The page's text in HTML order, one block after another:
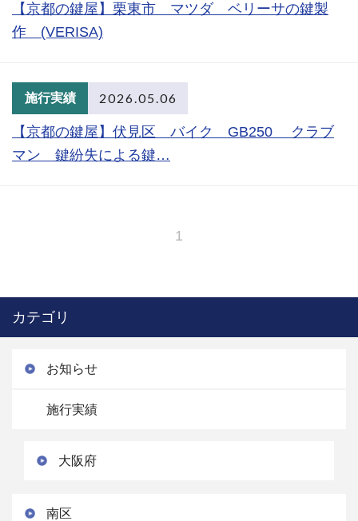
【京都の鍵屋】栗東市 マツダ ベリーサの鍵製
作 (VERISA)
施行実績 2026.05.06
【京都の鍵屋】伏見区 バイク GB250 クラブ
マン 鍵紛失による鍵…
1
カテゴリ
お知らせ
施行実績
大阪府
南区